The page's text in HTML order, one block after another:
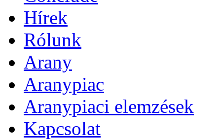
Hírek
Rólunk
Arany
Aranypiac
Aranypiaci elemzések
Kapcsolat